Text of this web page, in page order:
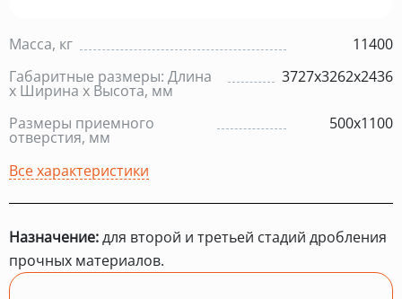
Масса, кг
11400
Габаритные размеры: Длина
х Ширина х Высота, мм
3727х3262х2436
Размеры приемного
отверстия, мм
500х1100
Все характеристики
Назначение:для второй и третьей стадий дробления
прочных материалов.